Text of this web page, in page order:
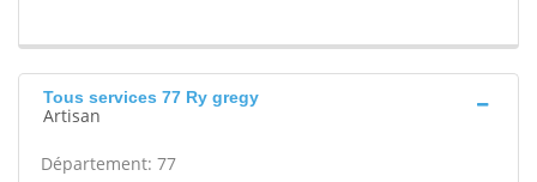
Tous services 77 Ry gregy
Artisan
Département: 77